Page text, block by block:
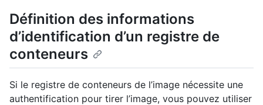
Définition des informations
d’identification d’un registre de
conteneurs
Si le registre de conteneurs de l’image nécessite une
authentification pour tirer l’image, vous pouvez utiliser